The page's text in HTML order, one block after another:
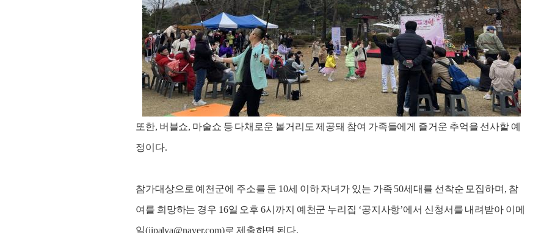
또한, 버블쇼, 마술쇼 등 다채로운 볼거리도 제공돼 참여 가족들에게 즐거운 추억을 선사할 예
정이다.
참가대상으로 예천군에 주소를 둔 10세 이하 자녀가 있는 가족 50세대를 선착순 모집하며, 참
여를 희망하는 경우 16일 오후 6시까지 예천군 누리집 ‘공지사항’에서 신청서를 내려받아 이메
일(jipalya@naver.com)로 제출하면 된다.